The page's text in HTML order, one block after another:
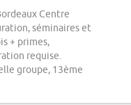
Centre
séminaires et
+ primes,
requise.
groupe, 13ème